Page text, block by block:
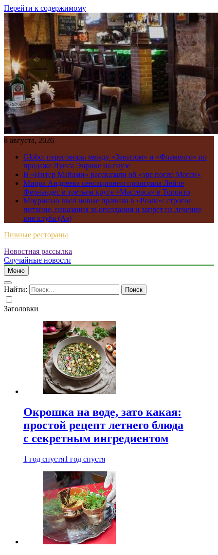
Перейти к содержимому
8 августа, 2026
Globo: переговоры между «Зенитом» и «Фламенго» по
продаже Луиса Энрике на паузе
В «Интер Майами» рассказали об «эре после Месси»
Мирра Андреева сенсационно проиграла Лейле
Фернандес в третьем круге «Мастерса» в Торонто
Моуринью ввел новые правила в «Реале»: строгое
питание, наказания за опоздания и запрет на лечение
вне клуба (As)
Пивные рестораны
Новостная рассылка
Случайные новости
Меню
Найти:
Заголовки
Окрошка на воде, зато какая:
простой рецепт летнего блюда
с секретным ингредиентом
1 год спустя1 год спустя